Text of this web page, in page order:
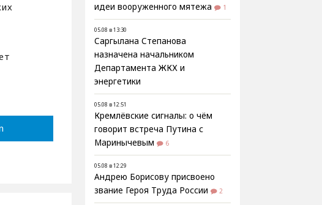
идеи вооруженного мятежа
1
05.08 в 13:30
Саргылана Степанова
назначена начальником
Департамента ЖКХ и
энергетики
05.08 в 12:51
Кремлёвские сигналы: о чём
говорит встреча Путина с
Маринычевым
6
05.08 в 12:29
Андрею Борисову присвоено
звание Героя Труда России
2